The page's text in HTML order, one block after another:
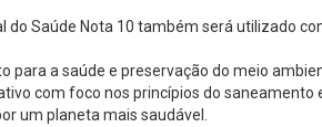
Saúde Nota 10 também será utilizado
a saúde e preservação do meio
com foco nos princípios do saneamento
um planeta mais saudável.